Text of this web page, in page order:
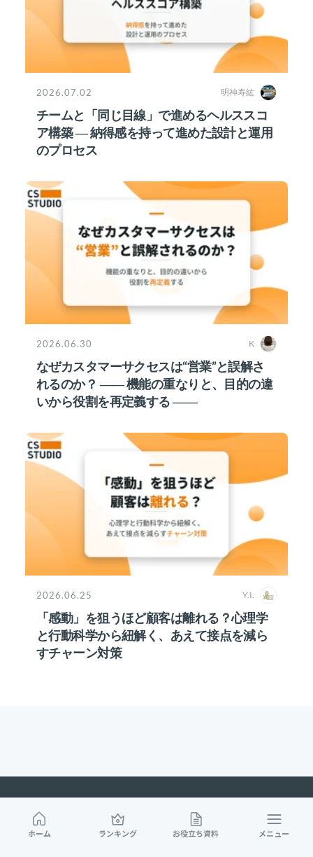
ホーム ランキング お役立ち資料 メニュー
2026.07.02 明神寿紘
チームと「同じ目線」で進めるヘルススコ
ア構築 ― 納得感を持って進めた設計と運用
のプロセス
2026.06.30 K
なぜカスタマーサクセスは“営業”と誤解さ
れるのか？ ―― 機能の重なりと、目的の違
いから役割を再定義する ――
2026.06.25 Y.I.
「感動」を狙うほど顧客は離れる？心理学
と行動科学から紐解く、あえて接点を減ら
すチャーン対策